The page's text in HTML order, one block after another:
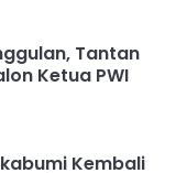
Tantan
Ketua PWI
Kembali